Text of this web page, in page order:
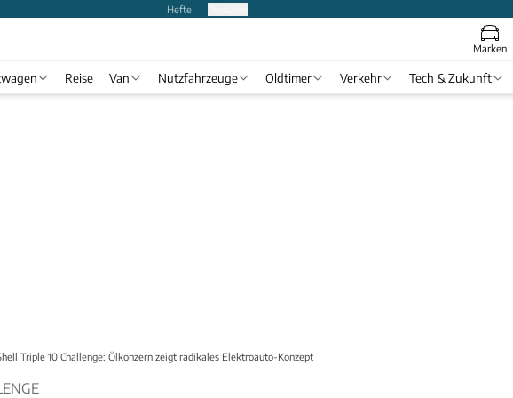
Hefte
Marken
Reise Van Nutzfahrzeuge Oldtimer Verkehr Tech & Zukunft
Triple 10 Challenge: Ölkonzern zeigt radikales Elektroauto-Konzept